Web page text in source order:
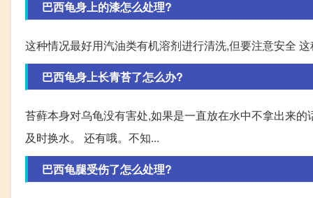
巴西龟身上的漆怎么处理?
这种情况最好用汽油类有机溶剂进行清洗,但要注意安全
巴西龟身上长青苔了怎么办?
苔藓本身对乌龟没有害处,如果是一直放在水中不拿出来
及时换水。 还有哦。不知...
巴西龟腿受伤了怎么处理?